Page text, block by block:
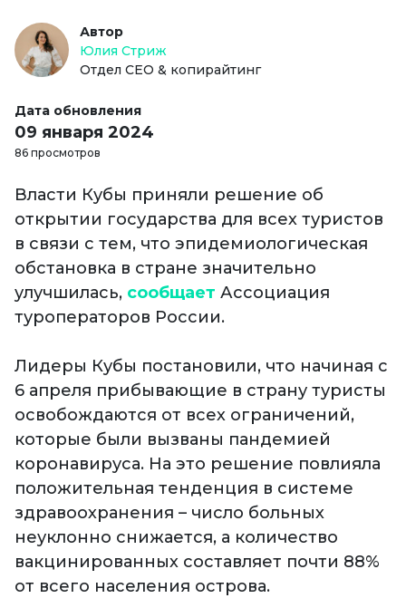
Автор
Юлия Стриж
Отдел СЕО & копирайтинг
Дата обновления
09 января 2024
86 просмотров
Власти Кубы приняли решение об
открытии государства для всех туристов
в связи с тем, что эпидемиологическая
обстановка в стране значительно
улучшилась, сообщает Ассоциация
туроператоров России.
Лидеры Кубы постановили, что начиная с
6 апреля прибывающие в страну туристы
освобождаются от всех ограничений,
которые были вызваны пандемией
коронавируса. На это решение повлияла
положительная тенденция в системе
здравоохранения – число больных
неуклонно снижается, а количество
вакцинированных составляет почти 88%
от всего населения острова.